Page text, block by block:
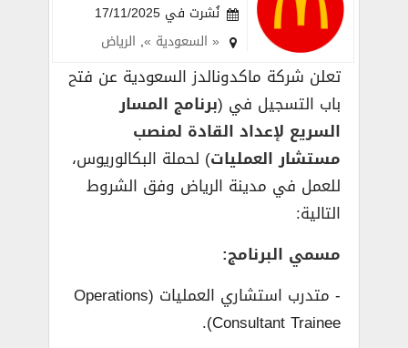
نُشرت في 17/11/2025
« السعودية », الرياض
تعلن شركة ماكدونالدز السعودية عن فتح
باب التسجيل في (برنامج المسار
السريع لإعداد القادة لمنصب
مستشار العمليات) لحملة البكالوريوس،
للعمل في مدينة الرياض وفق الشروط
التالية:
مسمي البرنامج:
­- متدرب استشاري العمليات (Operations
Consultant Trainee).